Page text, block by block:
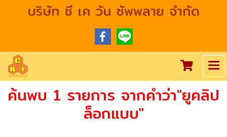
บริษัท ซี เค วัน ซัพพลาย จำกัด
ค้นพบ 1 รายการ จากคำว่า"ยูคลิป
ล็อกแบบ"